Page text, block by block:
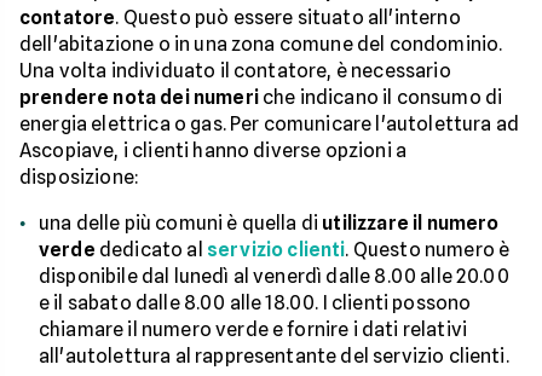
contatore. Questo può essere situato all'interno
dell'abitazione o in una zona comune del condominio.
Una volta individuato il contatore, è necessario
prendere nota dei numeriche indicano il consumo di
energia elettrica o gas. Per comunicare l'autolettura ad
Ascopiave, i clienti hanno diverse opzioni a
disposizione:
una delle più comuni è quella di utilizzare il numero
verde dedicato al servizio clienti. Questo numero è
disponibile dal lunedì al venerdì dalle 8.00 alle 20.00
e il sabato dalle 8.00 alle 18.00. I clienti possono
chiamare il numero verde e fornire i dati relativi
all'autolettura al rappresentante del servizio clienti.